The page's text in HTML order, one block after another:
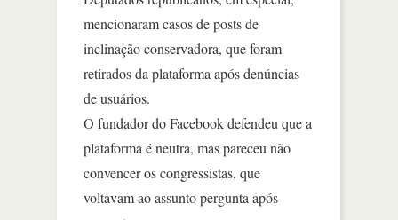
mencionaram casos de posts de
inclinação conservadora, que foram
retirados da plataforma após denúncias
de usuários.
O fundador do Facebook defendeu que a
plataforma é neutra, mas pareceu não
convencer os congressistas, que
voltavam ao assunto pergunta após